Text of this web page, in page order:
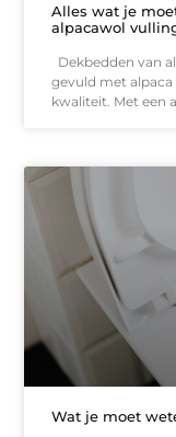
Alles wat je
alpacawol
Dekbedden van
gevuld met alpaca
kwaliteit. Met een
Wat je moet